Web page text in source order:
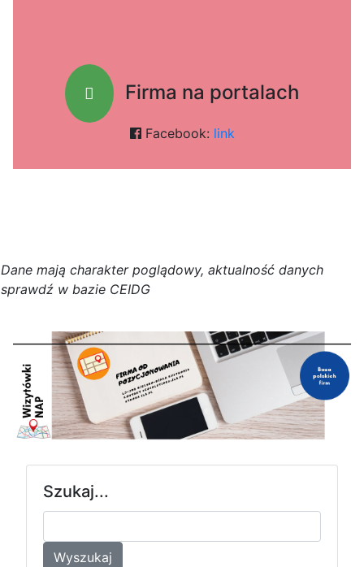
Firma na portalach
Facebook: link
Dane mają charakter poglądowy, aktualność danych
sprawdź w bazie CEIDG
Szukaj...
Wyszukaj